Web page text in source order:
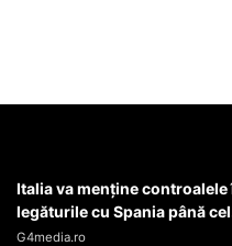
Italia va menţine
legăturile cu Spania până
G4media.ro